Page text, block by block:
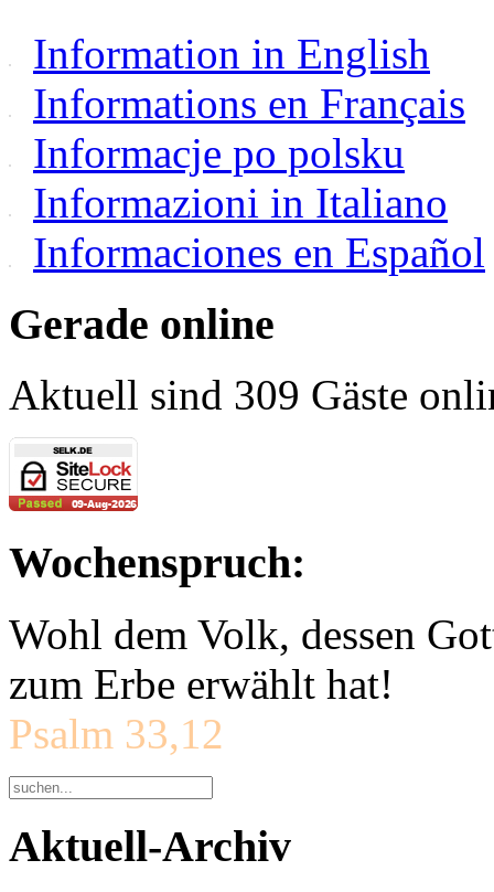
Information in English
Informations en Français
Informacje po polsku
Informazioni in Italiano
Informaciones en Español
Gerade online
Aktuell sind 309 Gäste
Wochenspruch:
Wohl dem Volk, dessen
zum Erbe erwählt hat!
Psalm 33,12
Aktuell-Archiv